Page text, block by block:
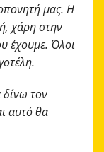
μας. Η
χάρη στην
έχουμε. Όλοι
τον
αυτό θα